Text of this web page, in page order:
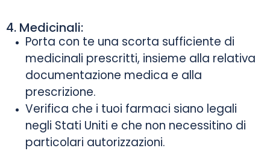
4. Medicinali:
Porta con te una scorta sufficiente di
medicinali prescritti, insieme alla relativa
documentazione medica e alla
prescrizione.
Verifica che i tuoi farmaci siano legali
negli Stati Uniti e che non necessitino di
particolari autorizzazioni.